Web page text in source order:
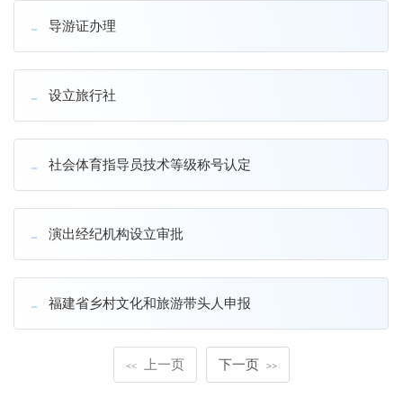
导游证办理
设立旅行社
社会体育指导员技术等级称号认定
演出经纪机构设立审批
福建省乡村文化和旅游带头人申报
<< 上一页 下一页 >>